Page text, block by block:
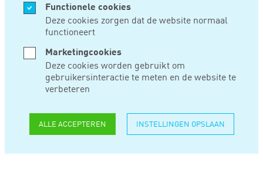
Functionele cookies
Deze cookies zorgen dat de website normaal
functioneert
Marketingcookies
Deze cookies worden gebruikt om
gebruikersinteractie te meten en de website te
verbeteren
ALLE ACCEPTEREN INSTELLINGEN OPSLAAN
OKT 22, 2018
BTW OP
ADVIESKOSTEN OOK
AFTREKBAAR ALS
OVERNAME
MISLUKT